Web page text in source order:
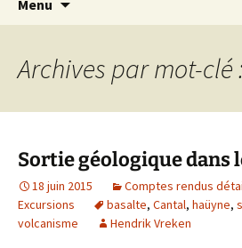
Menu
Archives par mot-clé
Sortie géologique dans
18 juin 2015 Comptes rendus
Excursions
basalte, Cantal, haüyne,
volcanisme
Hendrik Vreken